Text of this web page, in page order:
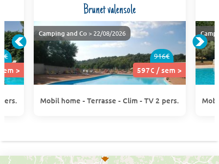
>
Brunet valensole
916€
597€ / sem >
Camping and Co > 22/08/2026
Mobil home - Terrasse - Clim - TV 2 pers.